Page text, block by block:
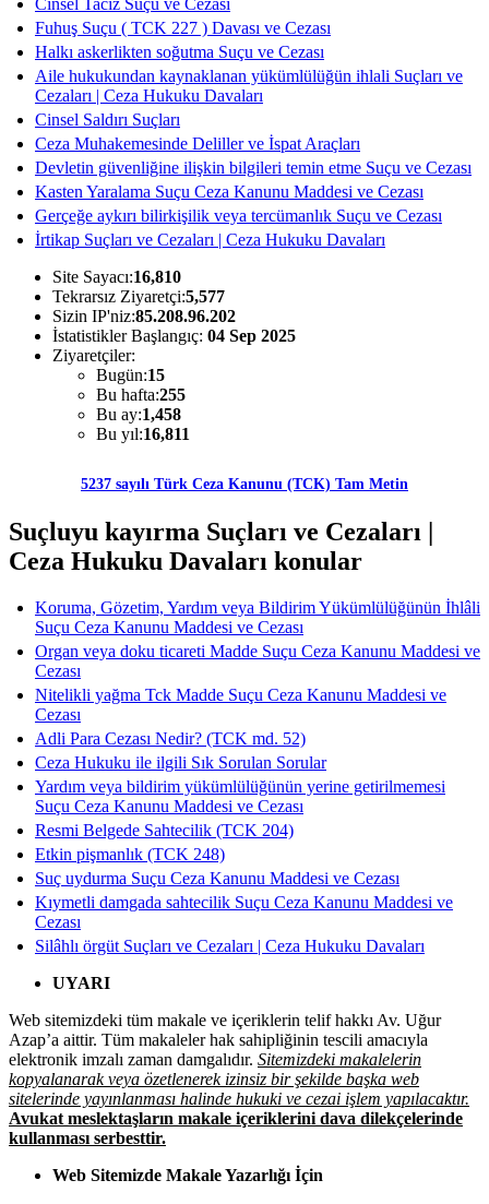
Cinsel Taciz Suçu ve Cezası
Fuhuş Suçu ( TCK 227 ) Davası ve Cezası
Halkı askerlikten soğutma Suçu ve Cezası
Aile hukukundan kaynaklanan yükümlülüğün ihlali Suçları ve
Cezaları | Ceza Hukuku Davaları
Cinsel Saldırı Suçları
Ceza Muhakemesinde Deliller ve İspat Araçları
Devletin güvenliğine ilişkin bilgileri temin etme Suçu ve Cezası
Kasten Yaralama Suçu Ceza Kanunu Maddesi ve Cezası
Gerçeğe aykırı bilirkişilik veya tercümanlık Suçu ve Cezası
İrtikap Suçları ve Cezaları | Ceza Hukuku Davaları
Site Sayacı:16,810
Tekrarsız Ziyaretçi:5,577
Sizin IP'niz:85.208.96.202
İstatistikler Başlangıç: 04 Sep 2025
Ziyaretçiler:
Bugün:15
Bu hafta:255
Bu ay:1,458
Bu yıl:16,811
5237 sayılı Türk Ceza Kanunu (TCK) Tam Metin
Suçluyu kayırma Suçları ve Cezaları |
Ceza Hukuku Davaları konular
Koruma, Gözetim, Yardım veya Bildirim Yükümlülüğünün İhlâli
Suçu Ceza Kanunu Maddesi ve Cezası
Organ veya doku ticareti Madde Suçu Ceza Kanunu Maddesi ve
Cezası
Nitelikli yağma Tck Madde Suçu Ceza Kanunu Maddesi ve
Cezası
Adli Para Cezası Nedir? (TCK md. 52)
Ceza Hukuku ile ilgili Sık Sorulan Sorular
Yardım veya bildirim yükümlülüğünün yerine getirilmemesi
Suçu Ceza Kanunu Maddesi ve Cezası
Resmi Belgede Sahtecilik (TCK 204)
Etkin pişmanlık (TCK 248)
Suç uydurma Suçu Ceza Kanunu Maddesi ve Cezası
Kıymetli damgada sahtecilik Suçu Ceza Kanunu Maddesi ve
Cezası
Silâhlı örgüt Suçları ve Cezaları | Ceza Hukuku Davaları
UYARI
Web sitemizdeki tüm makale ve içeriklerin telif hakkı Av. Uğur
Azap’a aittir. Tüm makaleler hak sahipliğinin tescili amacıyla
elektronik imzalı zaman damgalıdır. Sitemizdeki makalelerin
kopyalanarak veya özetlenerek izinsiz bir şekilde başka web
sitelerinde yayınlanması halinde hukuki ve cezai işlem yapılacaktır.
Avukat meslektaşların makale içeriklerini dava dilekçelerinde
kullanması serbesttir.
Web Sitemizde Makale Yazarlığı İçin